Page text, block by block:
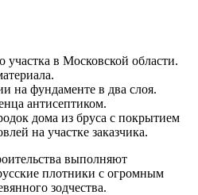
участка в Московской области.
на фундаменте в два слоя.
антисептиком.
дома из бруса с покрытием
на участке заказчика.
выполняют
плотники с огромным
зодчества.